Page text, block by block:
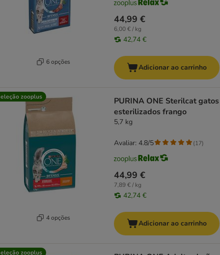
6 opções
44,99 €
6,00 € / kg
42,74 €
Adicionar ao carrinho
zooplus
4 opções
PURINA ONE Sterilcat gatos
esterilizados frango
5,7 kg
44,99 €
7,89 € / kg
42,74 €
Avaliar: 4.8/5 (17)
Adicionar ao carrinho
zooplus